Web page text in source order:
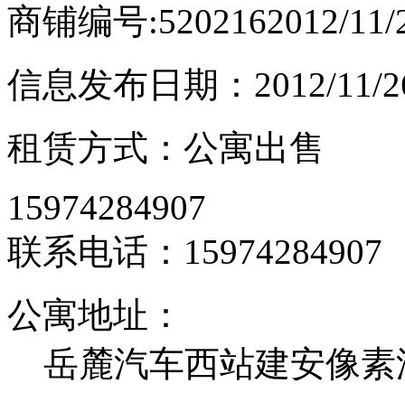
商铺编号:5202162012/
信息发布日期：2012/11/
租赁方式：公寓出售
15974284907
联系电话：15974284907
公寓地址：
岳麓汽车西站建安像素